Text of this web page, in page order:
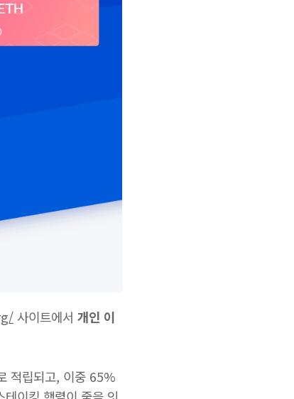
사이트에서 개인 이
적립되고, 이중 65%